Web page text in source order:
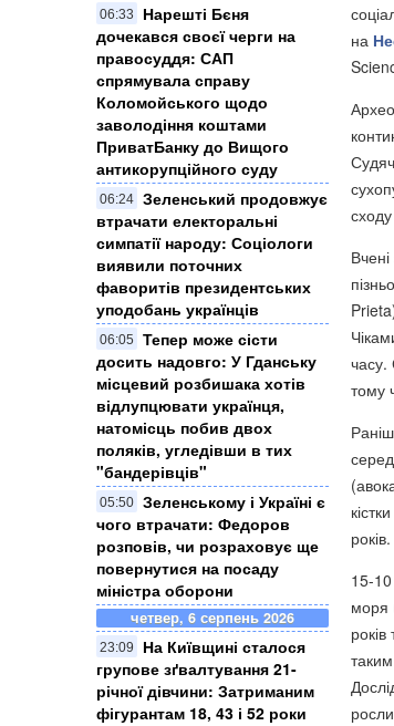
06:33
Нарешті Бєня
дочекався своєї черги на
правосуддя: САП
спрямувала справу
Коломойського щодо
заволодіння коштами
ПриватБанку до Вищого
антикорупційного суду
06:24 Зеленський продовжує
втрачати електоральні
симпатії народу: Соціологи
виявили поточних
фаворитів президентських
уподобань українців
06:05
Тепер може сісти
досить надовго: У Гданську
місцевий розбишака хотів
відлупцювати українця,
натомісць побив двох
поляків, угледівши в тих
"бандерівців"
05:50 Зеленському і Україні є
чого втрачати: Федоров
розповів, чи розраховує ще
повернутися на посаду
міністра оборони
четвер, 6 серпень 2026
23:09
На Київщині сталося
групове зґвалтування 21-
річної дівчини: Затриманим
фігурантам 18, 43 і 52 роки
на
часу.
тому
років.
15-10
моря